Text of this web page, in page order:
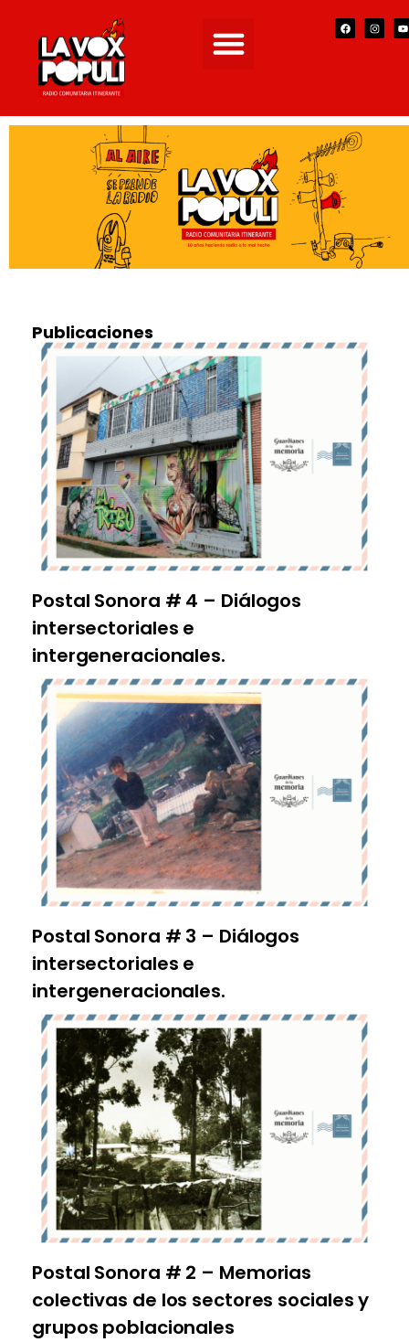
Publicaciones
Postal Sonora # 4 – Diálogos
intersectoriales e
intergeneracionales.
Postal Sonora # 3 – Diálogos
intersectoriales e
intergeneracionales.
Postal Sonora # 2 – Memorias
colectivas de los sectores sociales y
grupos poblacionales